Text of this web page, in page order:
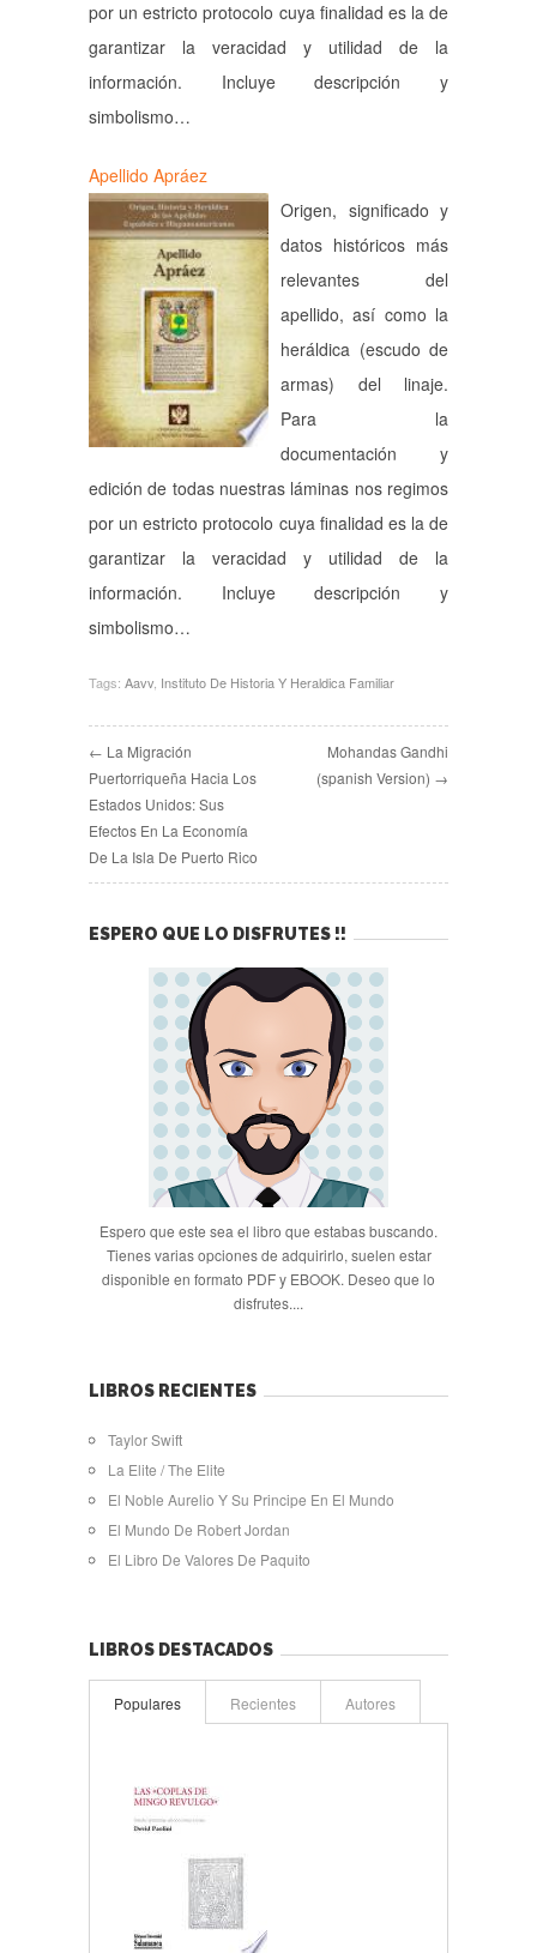
por un estricto protocolo cuya finalidad es la de
garantizar la veracidad y utilidad de la
información. Incluye descripción y
simbolismo…
Apellido Apráez
Origen, significado y
datos históricos más
relevantes del
apellido, así como la
heráldica (escudo de
armas) del linaje.
Para la
documentación y
edición de todas nuestras láminas nos regimos
por un estricto protocolo cuya finalidad es la de
garantizar la veracidad y utilidad de la
información. Incluye descripción y
simbolismo…
Tags: Aavv Instituto De Historia Y Heraldica Familiar
← La Migración
Puertorriqueña Hacia Los
Estados Unidos: Sus
Efectos En La Economía
De La Isla De Puerto Rico
Mohandas Gandhi
(spanish Version) →
ESPERO QUE LO DISFRUTES !!
Espero que este sea el libro que estabas buscando.
Tienes varias opciones de adquirirlo, suelen estar
disponible en formato PDF y EBOOK. Deseo que lo
disfrutes....
LIBROS RECIENTES
Taylor Swift
La Elite / The Elite
El Noble Aurelio Y Su Principe En El Mundo
El Mundo De Robert Jordan
El Libro De Valores De Paquito
LIBROS DESTACADOS
Populares Recientes Autores